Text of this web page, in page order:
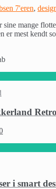
7'eren,
sine mange
er mest kendt
i smart